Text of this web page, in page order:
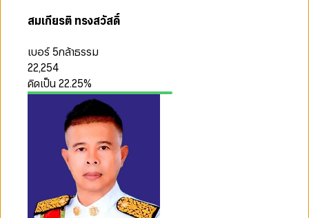
สมเกียรติ ทรงสวัสดิ์
เบอร์ 5กล้าธรรม
22,254
คิดเป็น22.25%